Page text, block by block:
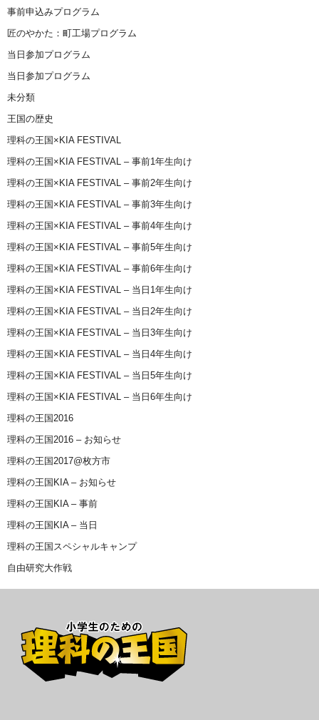
事前申込みプログラム
匠のやかた：町工場プログラム
当日参加プログラム
当日参加プログラム
未分類
王国の歴史
理科の王国×KIA FESTIVAL
理科の王国×KIA FESTIVAL – 事前1年生向け
理科の王国×KIA FESTIVAL – 事前2年生向け
理科の王国×KIA FESTIVAL – 事前3年生向け
理科の王国×KIA FESTIVAL – 事前4年生向け
理科の王国×KIA FESTIVAL – 事前5年生向け
理科の王国×KIA FESTIVAL – 事前6年生向け
理科の王国×KIA FESTIVAL – 当日1年生向け
理科の王国×KIA FESTIVAL – 当日2年生向け
理科の王国×KIA FESTIVAL – 当日3年生向け
理科の王国×KIA FESTIVAL – 当日4年生向け
理科の王国×KIA FESTIVAL – 当日5年生向け
理科の王国×KIA FESTIVAL – 当日6年生向け
理科の王国2016
理科の王国2016 – お知らせ
理科の王国2017@枚方市
理科の王国KIA – お知らせ
理科の王国KIA – 事前
理科の王国KIA – 当日
理科の王国スペシャルキャンプ
自由研究大作戦